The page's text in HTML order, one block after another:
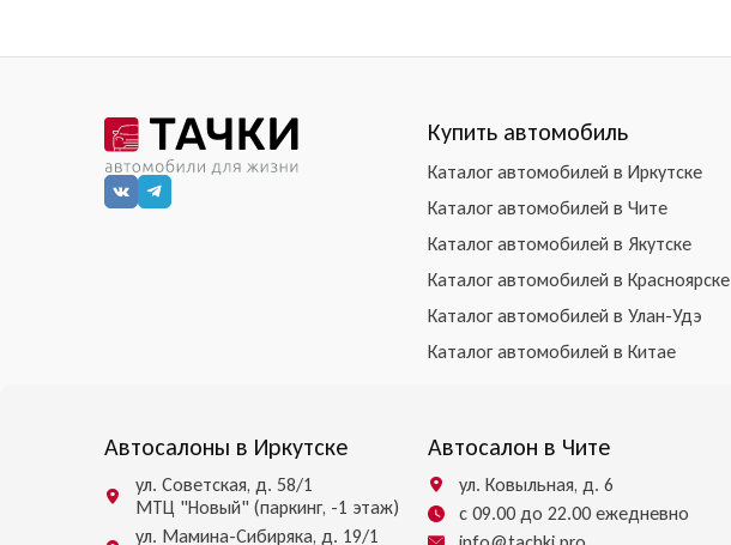
Купить автомобиль
Каталог автомобилей в Иркутске
Каталог автомобилей в Чите
Каталог автомобилей в Якутске
Каталог автомобилей в Красноярске
Каталог автомобилей в Улан-Удэ
Каталог автомобилей в Китае
Автосалоны в Иркутске
ул. Советская, д. 58/1
МТЦ "Новый" (паркинг, -1 этаж)
ул. Мамина-Сибиряка, д. 19/1
Автосалон в Чите
ул. Ковыльная, д. 6
с 09.00 до 22.00 ежедневно